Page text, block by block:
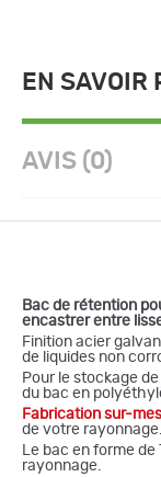
EN SAVOIR
AVIS (0)
Bac de rétention
encastrer entre
Finition acier
de liquides non
Pour le stockage
du bac en
Fabrication sur-
de votre rayonnage.
Le bac en forme
rayonnage.